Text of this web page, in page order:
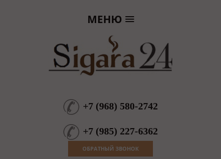
МЕНЮ
+7 (968) 580-2742
+7 (985) 227-6362
ОБРАТНЫЙ ЗВОНОК